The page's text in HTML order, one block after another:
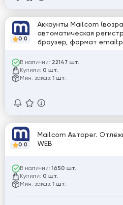
0.0
Аккаунты Mail.com
автоматическая
браузер, формат
В наличии: 22147 шт.
Купили: 0 шт.
Мин. заказ: 1 шт.
0.0
Mail.com Авторег.
WEB
В наличии: 1650 шт.
Купили: 0 шт.
Мин. заказ: 1 шт.